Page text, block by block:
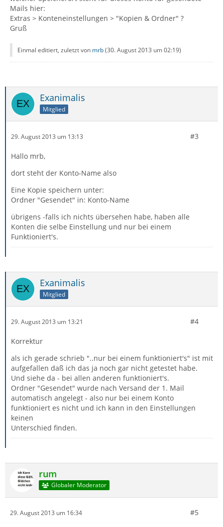
Mails hier:
Extras > Konteneinstellungen > "Kopien & Ordner" ?
Gruß
Einmal editiert, zuletzt von mrb(30. August 2013 um 02:19)
Exanimalis
Mitglied
29. August 2013 um 13:13 #3
Hallo mrb,
dort steht der Konto-Name also
Eine Kopie speichern unter:
Ordner "Gesendet" in: Konto-Name
übrigens -falls ich nichts übersehen habe, haben alle
Konten die selbe Einstellung und nur bei einem
Funktioniert's.
Exanimalis
Mitglied
29. August 2013 um 13:21 #4
Korrektur
als ich gerade schrieb "..nur bei einem funktioniert's" ist mit
aufgefallen daß ich das ja noch gar nicht getestet habe.
Und siehe da - bei allen anderen funktioniert's.
Ordner "Gesendet" wurde nach Versand der 1. Mail
automatisch angelegt - also nur bei einem Konto
funktioniert es nicht und ich kann in den Einstellungen
keinen
Unterschied finden.
rum
Globaler Moderator
29. August 2013 um 16:34 #5